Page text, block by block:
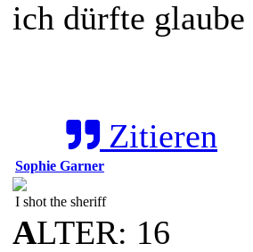
ich dürfte
Zitieren
Sophie Garner
I shot the sheriff
ALTER: 16